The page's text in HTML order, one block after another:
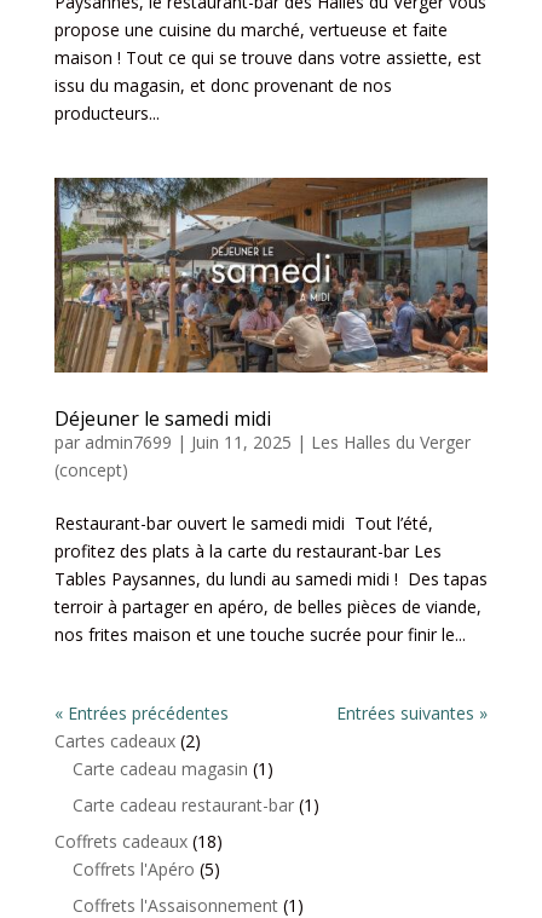
propose une cuisine du marché, vertueuse et faite
maison ! Tout ce qui se trouve dans votre assiette, est
issu du magasin, et donc provenant de nos
producteurs...
Déjeuner le samedi midi
par admin7699 | Juin 11, 2025 | Les Halles du Verger
(concept)
Restaurant-bar ouvert le samedi midi Tout l’été,
profitez des plats à la carte du restaurant-bar Les
Tables Paysannes, du lundi au samedi midi ! Des tapas
terroir à partager en apéro, de belles pièces de viande,
nos frites maison et une touche sucrée pour finir le...
« Entrées précédentes
Entrées suivantes »
Cartes cadeaux 22
produits
Carte cadeau magasin 1 1
produit
Carte cadeau restaurant-bar 1 1
Coffrets cadeaux 1818
produits
Coffrets l'Apéro 55
produits
Coffrets l'Assaisonnement 1 1